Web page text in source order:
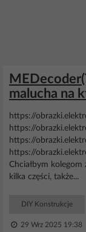
malucha na
https://
https://
https://
https://
Chciałbym
kilka części, także...
DIY Konstrukcje
29 Wrz 2025 19:38